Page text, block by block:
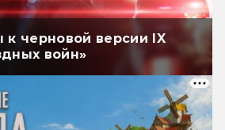
к черновой версии IX
войн»